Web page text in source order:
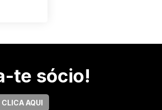
te sócio!
CLICA AQUI